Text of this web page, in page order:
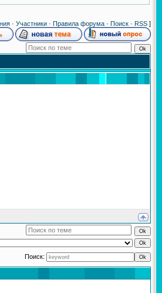
· Участники · Правила форума · Поиск · RSS ]
Поиск: